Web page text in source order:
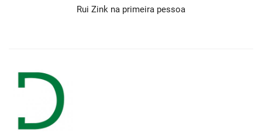
Rui Zink na primeira pessoa